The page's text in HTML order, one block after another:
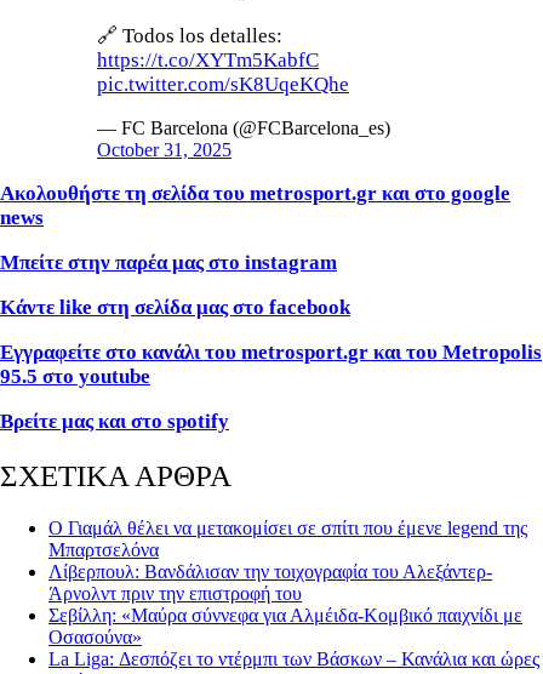
🔗 Todos los detalles:
https://t.co/XYTm5KabfC
pic.twitter.com/sK8UqeKQhe
— FC Barcelona (@FCBarcelona_es)
October 31, 2025
Ακολουθήστε τη σελίδα του metrosport.gr και στο google
news
Μπείτε στην παρέα μας στο instagram
Κάντε like στη σελίδα μας στο facebook
Εγγραφείτε στο κανάλι του metrosport.gr και του Metropolis
95.5 στο youtube
Βρείτε μας και στο spotify
ΣΧΕΤΙΚΑ ΑΡΘΡΑ
Ο Γιαμάλ θέλει να μετακομίσει σε σπίτι που έμενε legend της
Μπαρτσελόνα
Λίβερπουλ: Βανδάλισαν την τοιχογραφία του Αλεξάντερ-
Άρνολντ πριν την επιστροφή του
Σεβίλλη: «Μαύρα σύννεφα για Αλμέιδα-Κομβικό παιχνίδι με
Οσασούνα»
La Liga: Δεσπόζει το ντέρμπι των Βάσκων – Κανάλια και ώρες